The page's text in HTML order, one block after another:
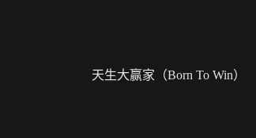
天生大赢家（Born To Win）